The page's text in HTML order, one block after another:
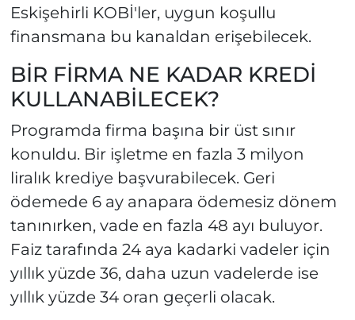
Eskişehirli KOBİ'ler, uygun koşullu
finansmana bu kanaldan erişebilecek.
BİR FİRMA NE KADAR KREDİ
KULLANABİLECEK?
Programda firma başına bir üst sınır
konuldu. Bir işletme en fazla 3 milyon
liralık krediye başvurabilecek. Geri
ödemede 6 ay anapara ödemesiz dönem
tanınırken, vade en fazla 48 ayı buluyor.
Faiz tarafında 24 aya kadarki vadeler için
yıllık yüzde 36, daha uzun vadelerde ise
yıllık yüzde 34 oran geçerli olacak.